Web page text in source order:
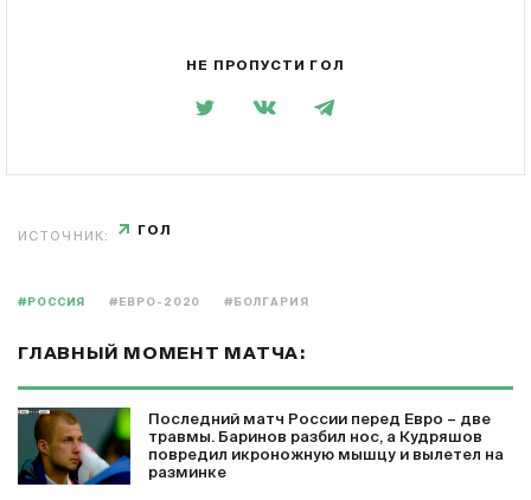
НЕ ПРОПУСТИ ГОЛ
ИСТОЧНИК: ГОЛ
#РОССИЯ #ЕВРО-2020 #БОЛГАРИЯ
ГЛАВНЫЙ МОМЕНТ МАТЧА:
Последний матч России перед Евро – две
травмы. Баринов разбил нос, а Кудряшов
повредил икроножную мышцу и вылетел на
разминке